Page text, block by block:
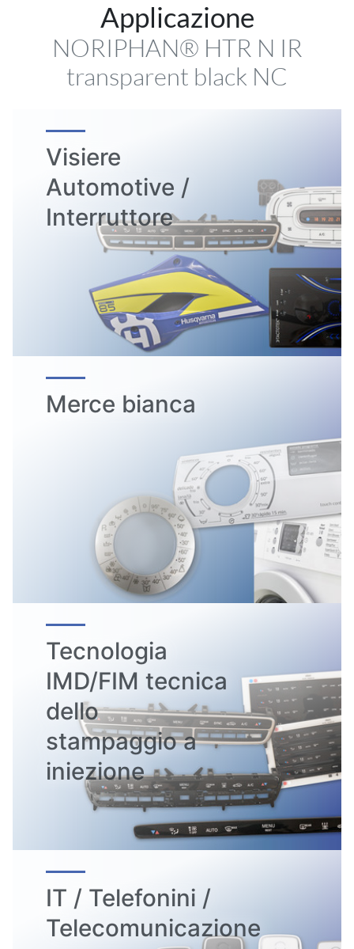
Applicazione
NORIPHAN® HTR N IR
transparent black NC
Visiere
Automotive /
Interruttore
Merce bianca
Tecnologia
IMD/FIM tecnica
dello
stampaggio a
iniezione
IT / Telefonini /
Telecomunicazione